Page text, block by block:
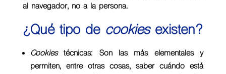
al navegador, no a la persona.
¿Qué tipo de cookies existen?
Cookies
técnicas: Son las más elementales y
permiten, entre otras cosas, saber cuándo está